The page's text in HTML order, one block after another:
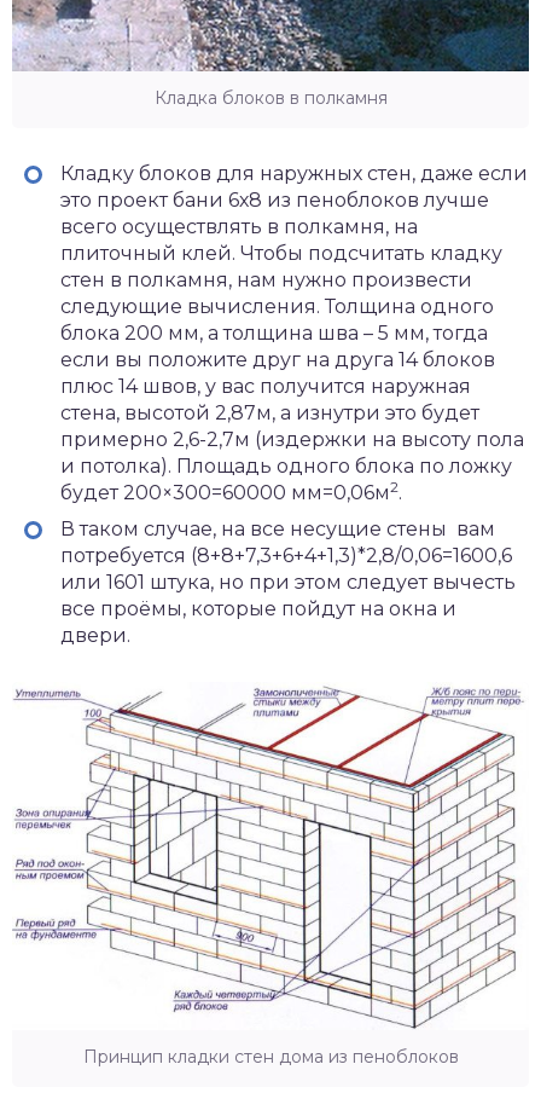
Кладка блоков в полкамня
Кладку блоков для наружных стен, даже если
это проект бани 6х8 из пеноблоков лучше
всего осуществлять в полкамня, на
плиточный клей. Чтобы подсчитать кладку
стен в полкамня, нам нужно произвести
следующие вычисления. Толщина одного
блока 200 мм, а толщина шва – 5 мм, тогда
если вы положите друг на друга 14 блоков
плюс 14 швов, у вас получится наружная
стена, высотой 2,87м, а изнутри это будет
примерно 2,6-2,7м (издержки на высоту пола
и потолка). Площадь одного блока по ложку
будет 200×300=60000 мм=0,06м2.
В таком случае, на все несущие стены вам
потребуется (8+8+7,3+6+4+1,3)*2,8/0,06=1600,6
или 1601 штука, но при этом следует вычесть
все проёмы, которые пойдут на окна и
двери.
Принцип кладки стен дома из пеноблоков